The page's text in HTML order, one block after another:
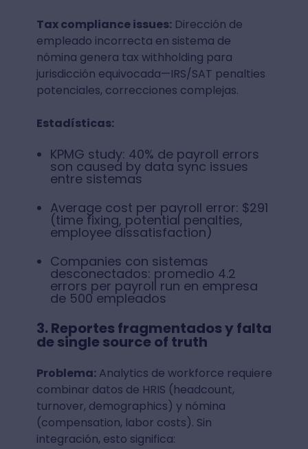
Tax compliance issues:Dirección de
empleado incorrecta en sistema de
nómina genera tax withholding para
jurisdicción equivocada—IRS/SAT penalties
potenciales, correcciones complejas.
Estadísticas:
KPMG study: 40% de payroll errors
son caused by data sync issues
entre sistemas
Average cost per payroll error: $291
(time fixing, potential penalties,
employee dissatisfaction)
Companies con sistemas
desconectados: promedio 4.2
errors per payroll run en empresa
de 500 empleados
3. Reportes fragmentados y falta
de single source of truth
Problema:Analytics de workforce requiere
combinar datos de HRIS (headcount,
turnover, demographics) y nómina
(compensation, labor costs). Sin
integración, esto significa: